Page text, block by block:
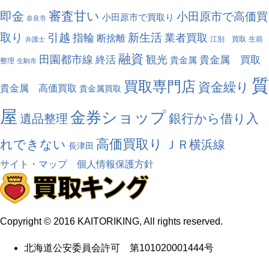
即金 奈良市 審査甘い 小田原市で買取り 小田原市で高価買
取り
弁護士 引越 指輪 断捨離 新生活 業者買取 江別 買取 生前
整理 生駒市 田園都市線 終活 融資 観光 貴金属 貴金属 買取
貴金属 高価買取 貴金属買取 買取専門店 資金繰り 質
屋 遺品整理 金券ショップ銀行から借り入
れできない 長津田 高価買取り ＪＲ横浜線
サイト・マップ 個人情報保護方針
Copyright © 2016 KAITORIKING, All rights reserved.
北海道公安委員会許可 第101020001444号